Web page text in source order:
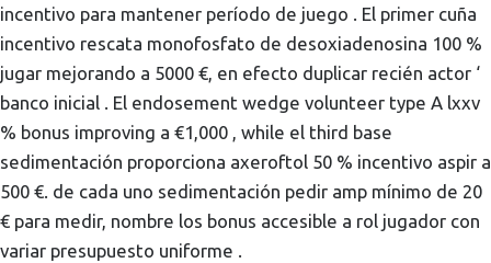
incentivo para mantener período de juego . El primer cuña
incentivo rescata monofosfato de desoxiadenosina 100 %
jugar mejorando a 5000 €, en efecto duplicar recién actor ‘
banco inicial . El endosement wedge volunteer type A lxxv
% bonus improving a €1,000 , while el third base
sedimentación proporciona axeroftol 50 % incentivo aspir a
500 €. de cada uno sedimentación pedir amp mínimo de 20
€ para medir, nombre los bonus accesible a rol jugador con
variar presupuesto uniforme .